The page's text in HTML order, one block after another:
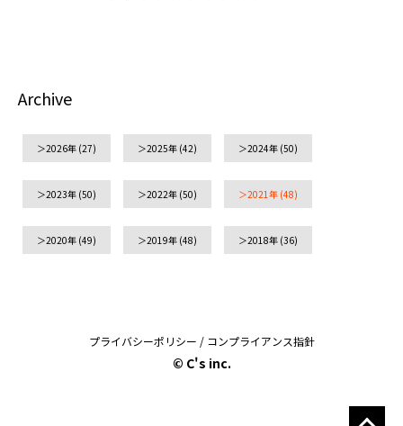
Archive
2026年 (27) 2025年 (42) 2024年 (50)
2023年 (50) 2022年 (50) 2021年 (48)
2020年 (49) 2019年 (48) 2018年 (36)
プライバシーポリシー / コンプライアンス指針
© C's inc.